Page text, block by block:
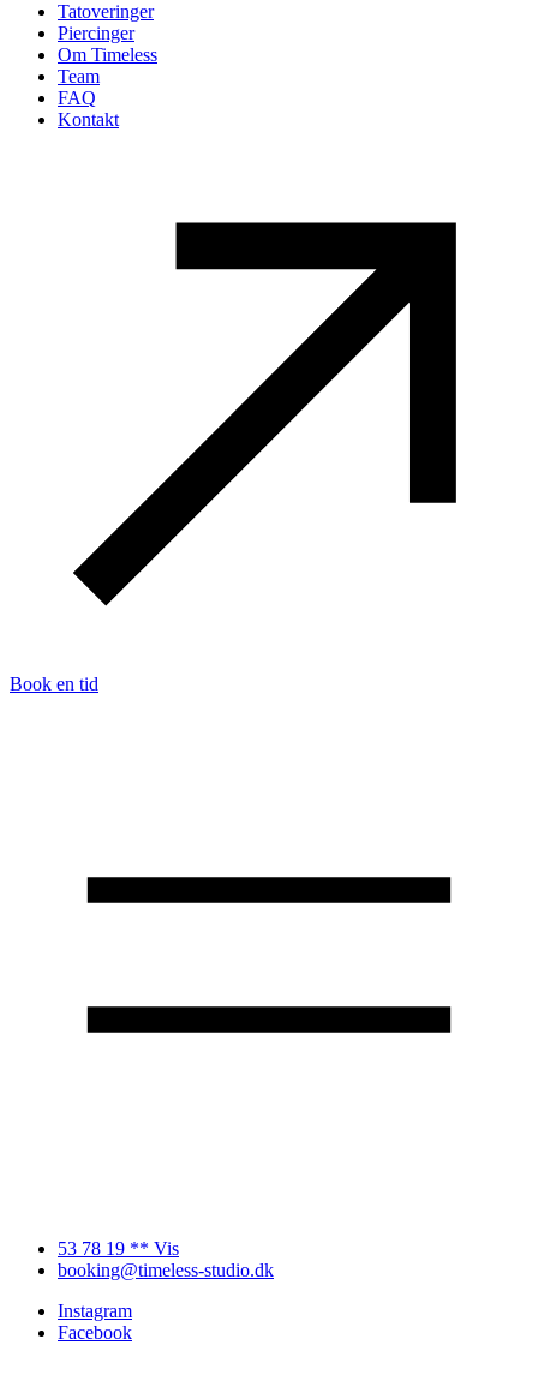
Tatoveringer
Piercinger
Om Timeless
Team
FAQ
Kontakt
Book en tid
53 78 19 ** Vis
booking@timeless-studio.dk
Instagram
Facebook